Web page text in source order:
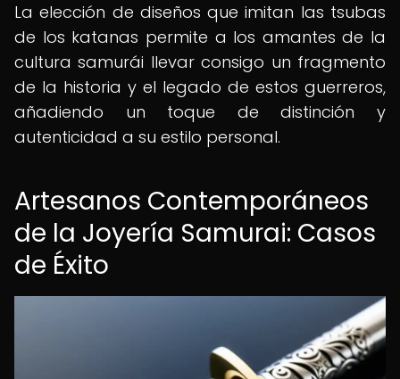
La elección de diseños que imitan las tsubas
de los katanas permite a los amantes de la
cultura samurái llevar consigo un fragmento
de la historia y el legado de estos guerreros,
añadiendo un toque de distinción y
autenticidad a su estilo personal.
Artesanos Contemporáneos
de la Joyería Samurai: Casos
de Éxito